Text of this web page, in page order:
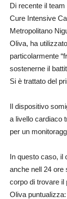
Di recente il
Cure Intensive
Metropolitano
Oliva, ha
particolarmente
sostenerne il
Si è trattato del
Il dispositivo
a livello cardiaco
per un
In questo caso, il
anche nell 24 ore
corpo di trovare il
Oliva